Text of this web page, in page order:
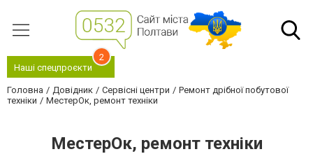
Наші спецпроєкти
2
Головна Довідник Сервісні центри
Ремонт дрібної побутової
техніки
МестерОк, ремонт техніки
МестерОк, ремонт техніки